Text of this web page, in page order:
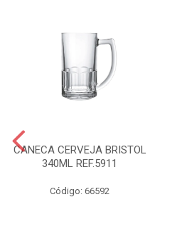
CANECA CERVEJA BRISTOL
340ML REF.5911
Código: 66592